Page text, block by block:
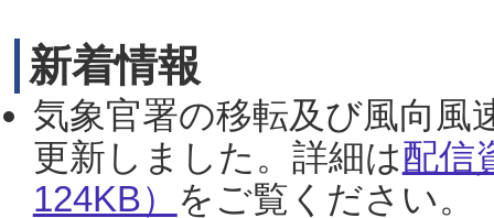
新着情報
気象官署の移転及び風向風
更新しました。詳細は配信
124KB） をご覧ください。